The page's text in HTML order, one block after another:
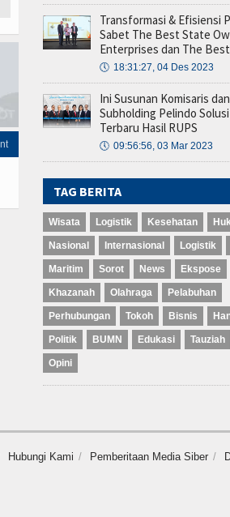
Transformasi & Efisiensi
Sabet The Best State
Enterprises dan The Best
🕔 18:31:27, 04 Des 2023
Ini Susunan Komisaris
Subholding Pelindo
Terbaru Hasil RUPS
🕔 09:56:56, 03 Mar 2023
TAG BERITA
Wisata Logistik Kesehatan
Nasional Internasional Logistik
Maritim Sorot News Ekspose
Khazanah Olahraga Pelabuhan
Perhubungan Tokoh Bisnis
Politik BUMN Edukasi Tauziah
Opini
Hubungi Kami Pemberitaan Media Siber